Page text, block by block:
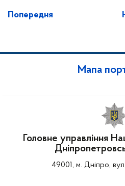
Попередня
Мапа
Головне управління
49001, м. Дніпро,